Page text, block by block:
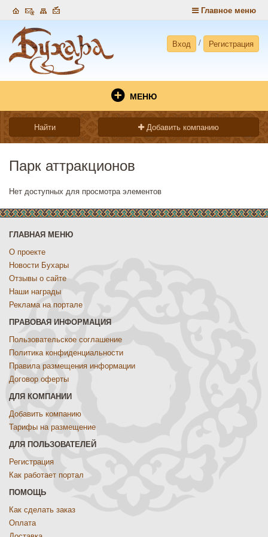
Главное меню
Вход / Регистрация
МЕНЮ
Найти Добавить компанию
Парк аттракционов
Нет доступных для просмотра элементов
ГЛАВНАЯ МЕНЮ
О проекте
Новости Бухары
Отзывы о сайте
Наши награды
Реклама на портале
ПРАВОВАЯ ИНФОРМАЦИЯ
Пользовательское соглашение
Политика конфиденциальности
Правила размещения информации
Договор оферты
ДЛЯ КОМПАНИИ
Добавить компанию
Тарифы на размещение
ДЛЯ ПОЛЬЗОВАТЕЛЕЙ
Регистрация
Как работает портал
ПОМОЩЬ
Как сделать заказ
Оплата